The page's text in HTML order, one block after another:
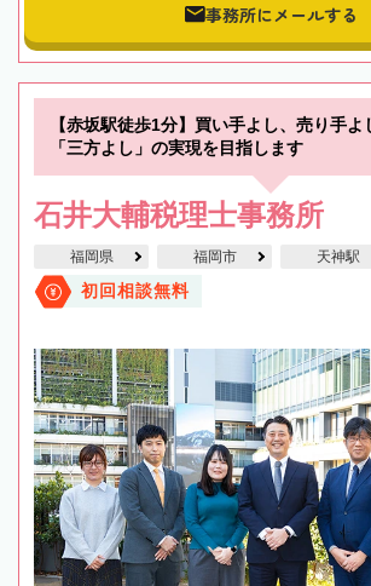
事務所にメールする
【赤坂駅徒歩1分】買い手よし、売り手
「三方よし」の実現を目指します
石井大輔税理士事務所
福岡県 福岡市 天神駅
初回相談無料